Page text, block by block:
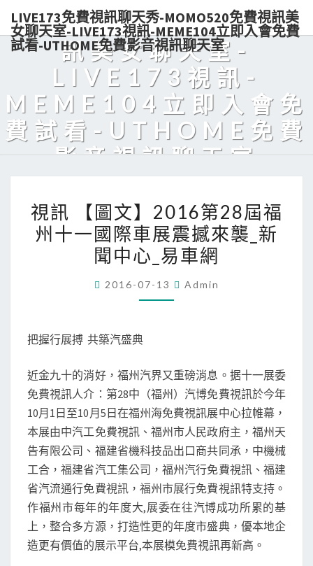
LIVE173免費視訊聊天秀-MOMO520免費視訊美
女聊天室-LIVE173視訊-MEME104立即入會免費
試看-UTHOME免費影音視訊聊天室
秀-MOMO520免費視
訊美女聊天室-
LIVE173視訊-
MEME104立即入會免
費試看-UTHOME免費
影音視訊聊天室
訊
【圖
文】
第
十
一
國
際
車
展
震
撼
來
襲
視訊 【圖文】2016第28屆福
州十一國際車展震撼來襲_新
聞中心_易車網
2016-07-13 Admin
把握行展搏 共築汽盛典
近金九十的消好，福州汽界又重磅消息。据十一展委
免費視訊人介：第28中（福州）汽博免費視訊於今年
10月1日至10月5日在福州海免費視訊展中心拉帷幕，
本展由中汽工免費視訊、福州市人民政府主，福州天
告有限公司、福建省機科技品出口商共同承，中機械
工合，福建省汽工集公司，福州汽行免費視訊、福建
省汽流通行免費視訊，福州市展行免費視訊特支持。
作福州市每年的年度大,展委在往汽博成功所累的基
上，整合多方源，打造性更的年度市盛典，優本地企
造更有價值的展示平台,本展模免費視訊再新高。